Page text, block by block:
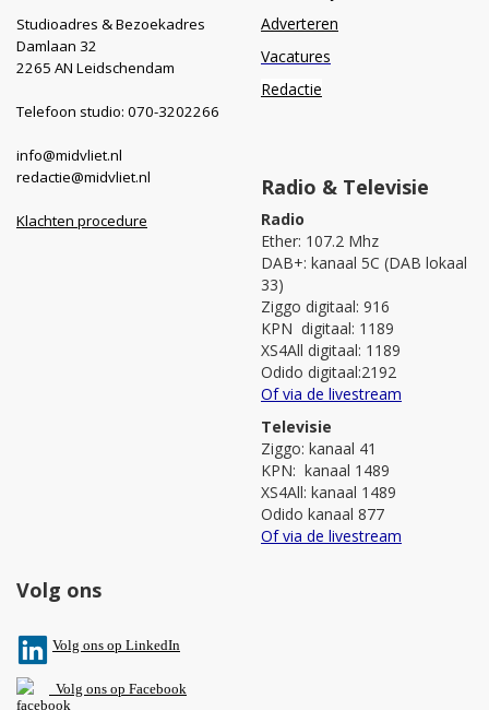
Studioadres & Bezoekadres
Damlaan 32
2265 AN Leidschendam
Telefoon studio: 070-3202266
info@midvliet.nl
redactie@midvliet.nl
Klachten procedure
Adverteren
Vacatures
Redactie
Radio & Televisie
Radio
Ether: 107.2 Mhz
DAB+: kanaal 5C (DAB lokaal
33)
Ziggo digitaal: 916
KPN digitaal: 1189
XS4All digitaal: 1189
Odido digitaal:2192
Of via de livestream
Televisie
Ziggo: kanaal 41
KPN: kanaal 1489
XS4All: kanaal 1489
Odido kanaal 877
Of via de livestream
Volg ons
Volg ons op LinkedIn
Volg ons op Facebook